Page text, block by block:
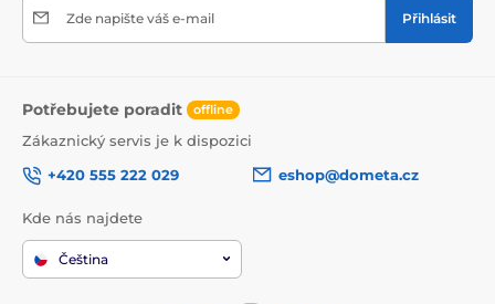
Zde napište váš e-mail Přihlásit
Potřebujete poradit offline
Zákaznický servis je k dispozici
+420 555 222 029
eshop@dometa.cz
Kde nás najdete
Čeština